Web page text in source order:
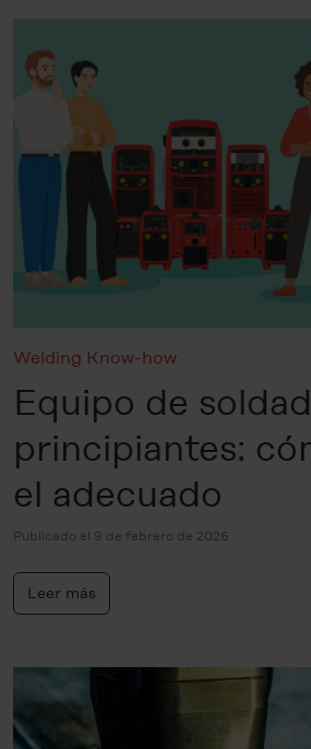
Welding Know-how
Equipo de
principiantes:
el adecuado
Publicado el 9 de febrero de 2026
Leer más